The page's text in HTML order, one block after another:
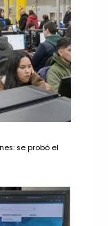
se probó el